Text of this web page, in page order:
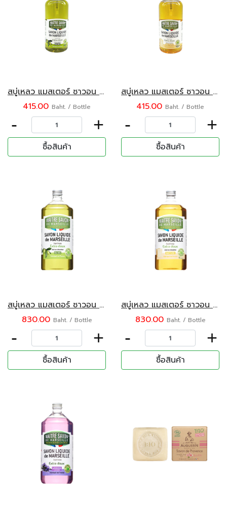
สบู่เหลว แมสเตอร์ ซาวอน เดอ มาร์เซย์ กลิ่นนำมันมะกอก 500 มล.
415.00 Baht. / Bottle
- +
ซื้อสินค้า
สบู่เหลว แมสเตอร์ ซาวอน เดอ มาร์เซย์ กลิ่นเนเจอร์ ขนาด 500 มล.
415.00 Baht. / Bottle
- +
ซื้อสินค้า
สบู่เหลว แมสเตอร์ ซาวอน เดอ มาร์เซย์ กลิ่นน้ำมันมะกอก 1000 มล.
830.00 Baht. / Bottle
- +
ซื้อสินค้า
สบู่เหลว แมสเตอร์ ซาวอน เดอ มาร์เซย์ กลิ่นเนเจอร์ ขนาด 1000 มล.
830.00 Baht. / Bottle
- +
ซื้อสินค้า